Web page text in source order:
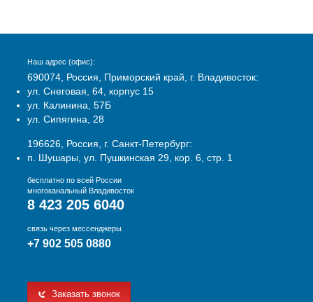
Наш адрес (офис):
690074, Россия, Приморский край, г. Владивосток:
ул. Снеговая, 64, корпус 15
ул. Калинина, 57Б
ул. Сипягина, 28
196626, Россия, г. Санкт-Петербург:
п. Шушары, ул. Пушкинская 29, кор. 6, стр. 1
бесплатно по всей России
многоканальный Владивосток
8 423 205 6040
связь через мессенджеры
+7 902 505 0880
Заказать звонок